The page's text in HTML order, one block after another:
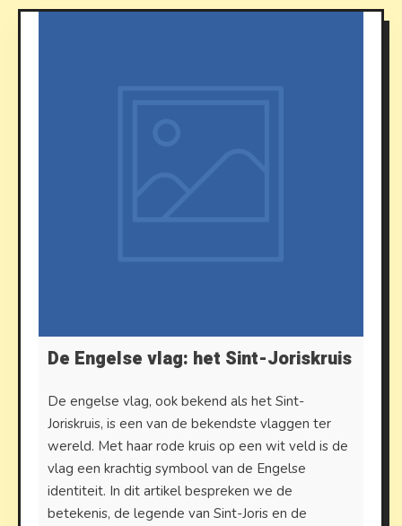
De Engelse vlag: het Sint-Joriskruis
De engelse vlag, ook bekend als het Sint-
Joriskruis, is een van de bekendste vlaggen ter
wereld. Met haar rode kruis op een wit veld is de
vlag een krachtig symbool van de Engelse
identiteit. In dit artikel bespreken we de
betekenis, de legende van Sint-Joris en de